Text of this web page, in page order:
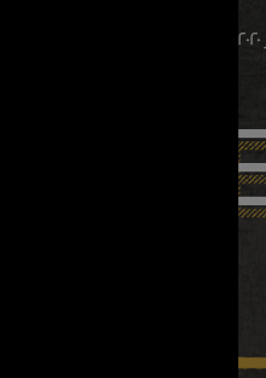
٢٠٢٠